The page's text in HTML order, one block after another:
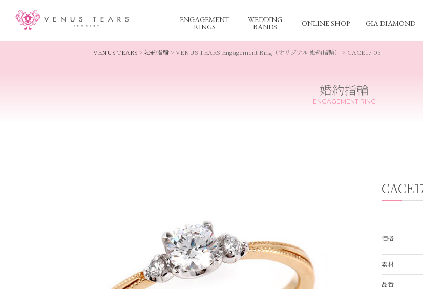
ENGAGEMENT
RINGS
WEDDING
BANDS ONLINE SHOP GIA DIAMOND
VENUS TEARS > 婚約指輪 > VENUS TEARS Engagement Ring（オリジナル 婚約指輪） > CACE17-03
婚約指輪
ENGAGEMENT RING
価格
素材
品番